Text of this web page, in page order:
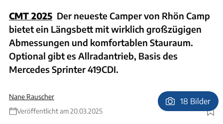
CMT 2025 Der neueste Camper von Rhön Camp
bietet ein Längsbett mit wirklich großzügigen
Abmessungen und komfortablen Stauraum.
Optional gibt es Allradantrieb, Basis des
Mercedes Sprinter 419CDI.
Nane Rauscher
Veröffentlicht am 20.03.2025
Foto: Ingolf Pompe
18 Bilder